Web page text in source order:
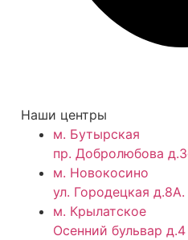
Наши центры
м. Бутырская
пр. Добролюбова
м. Новокосино
ул. Городецкая д.8А.
м. Крылатское
Осенний бульвар д.4